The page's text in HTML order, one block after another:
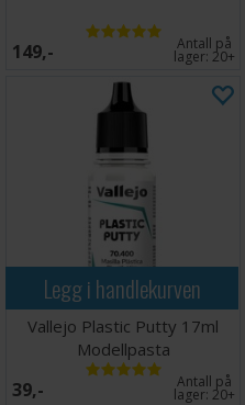
149,- Antall på
lager: 20+
Legg i handlekurven
Vallejo Plastic Putty 17ml
Modellpasta
39,- Antall på
lager: 20+